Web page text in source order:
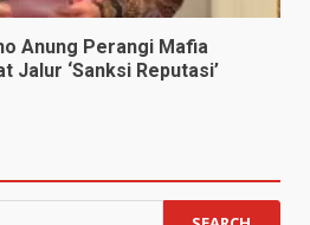
Anung Perangi Mafia
Jalur ‘Sanksi Reputasi’